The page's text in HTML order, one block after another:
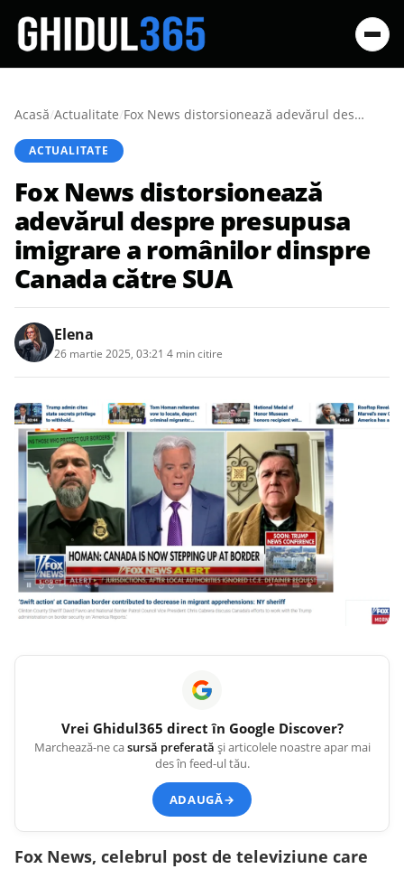
Acasă/Actualitate/ Fox News distorsionează adevărul despre presupusa imigrare a românilor dinspre Canada către SUA
ACTUALITATE
Fox News distorsionează
adevărul despre presupusa
imigrare a românilor dinspre
Canada către SUA
Elena
26 martie 2025, 03:21 4 min citire
Vrei Ghidul365 direct în Google Discover?
Marchează-ne casursă preferată și articolele noastre apar mai
des în feed-ul tău.
ADAUGĂ→
Fox News, celebrul post de televiziune care